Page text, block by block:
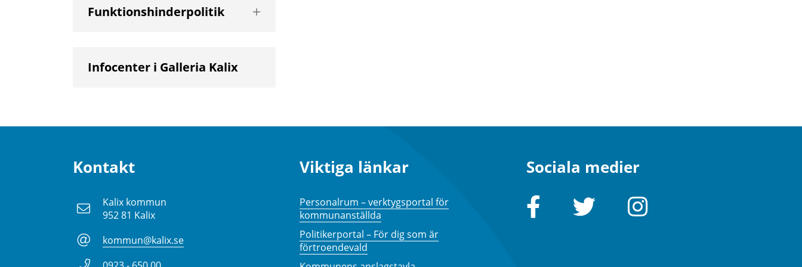
Funktionshinderpolitik
Visa
nästa
Infocenter i Galleria Kalix
Kontakt
Kalix kommun
952 81 Kalix
kommun@kalix.se
Viktiga länkar
Personalrum – verktygsportal för
kommunanställda
Politikerportal – För dig som är
förtroendevald
Sociala medier
Facebook Twitter Instagram